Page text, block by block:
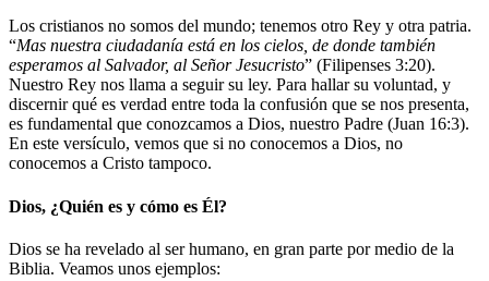
Los cristianos no somos del mundo; tenemos otro Rey y otra patria.
“Mas nuestra ciudadanía está en los cielos, de donde también
esperamos al Salvador, al Señor Jesucristo” (Filipenses 3:20).
Nuestro Rey nos llama a seguir su ley. Para hallar su voluntad, y
discernir qué es verdad entre toda la confusión que se nos presenta,
es fundamental que conozcamos a Dios, nuestro Padre (Juan 16:3).
En este versículo, vemos que si no conocemos a Dios, no
conocemos a Cristo tampoco.
Dios, ¿Quién es y cómo es Él?
Dios se ha revelado al ser humano, en gran parte por medio de la
Biblia. Veamos unos ejemplos: